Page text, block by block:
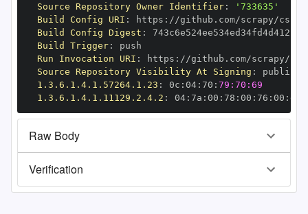
Source Repository Owner Identifier:
'733635'
Build Config URI : https :
Build Config Digest :
Build Trigger:
Run Invocation URI : https :
Source Repository Visibility At Signing :
1.3.6.1.4.1.57264.1.23 : 0c : 04: 70 : 79:70:69
1.3.6.1.4.1.11129.2.4.2 : 04: 7a : 00 : 78 : 00 : 76 : 00 : dd
Raw Body
Verification